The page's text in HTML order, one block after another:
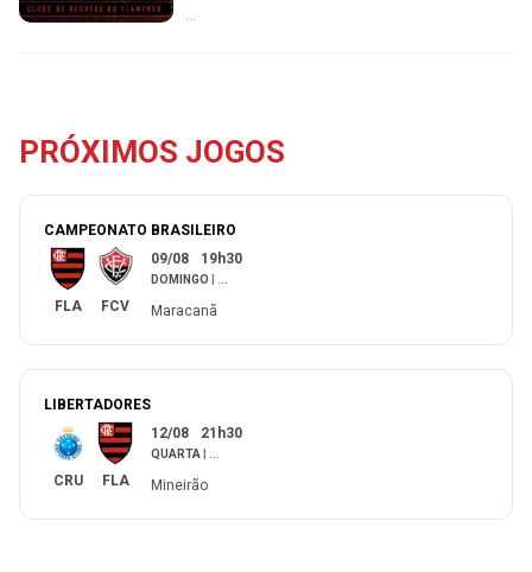
...
PRÓXIMOS JOGOS
CAMPEONATO BRASILEIRO
FLA FCV
09/08 19h30
DOMINGO
Maracanã
LIBERTADORES
CRU FLA
12/08 21h30
QUARTA
Mineirão